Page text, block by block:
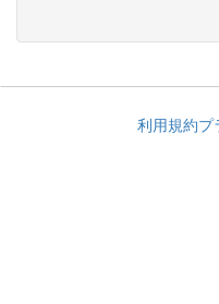
利用規約プ